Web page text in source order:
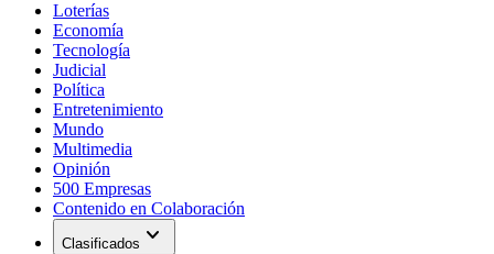
Loterías
Economía
Tecnología
Judicial
Política
Entretenimiento
Mundo
Multimedia
Opinión
500 Empresas
Contenido en Colaboración
Clasificados expand_more